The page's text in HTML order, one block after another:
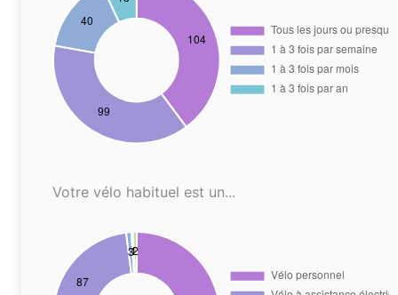
Votre vélo habituel est un...